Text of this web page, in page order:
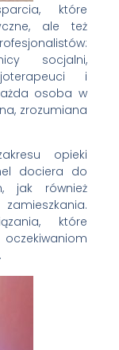
które
ale też
socjalni,
i
osoba w
zrozumiana
opieki
dociera do
jak również
które